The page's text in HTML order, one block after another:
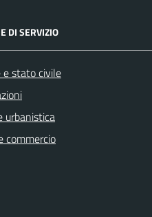
DI SERVIZIO
e stato civile
urbanistica
commercio